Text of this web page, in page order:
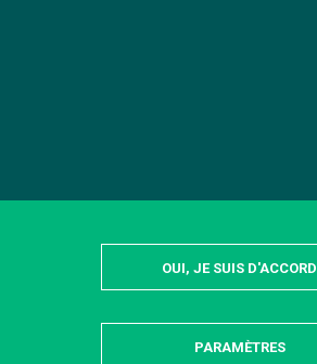
OUI, JE SUIS D'ACCORD
MASQUER
PARAMÈTRES